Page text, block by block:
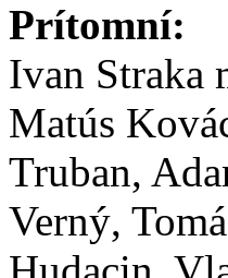
Prítomní:
Ivan Straka
Matús
Truban,
Verný,